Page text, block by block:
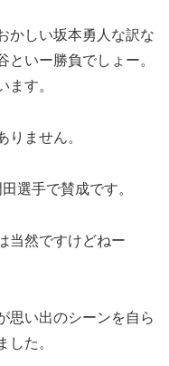
かしい坂本勇人な訳な
いー勝負でしょー。
ます。
りません。
選手で賛成です。
当然ですけどねー
思い出のシーンを自ら
した。